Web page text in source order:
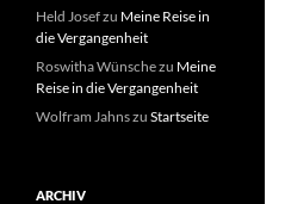
Held Josefzu Meine Reise in
die Vergangenheit
Roswitha Wünschezu Meine
Reise in die Vergangenheit
Wolfram Jahnszu Startseite
ARCHIV